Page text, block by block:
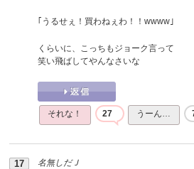
｢うるせぇ！買わねぇわ！！wwww｣
くらいに、こっちもジョーク言って
笑い飛ばしてやんなさいな
それな！ 27 うーん…
名無しだＪ